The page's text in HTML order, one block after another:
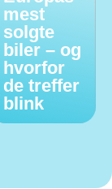
mest
solgte
biler – og
hvorfor
de treffer
blink